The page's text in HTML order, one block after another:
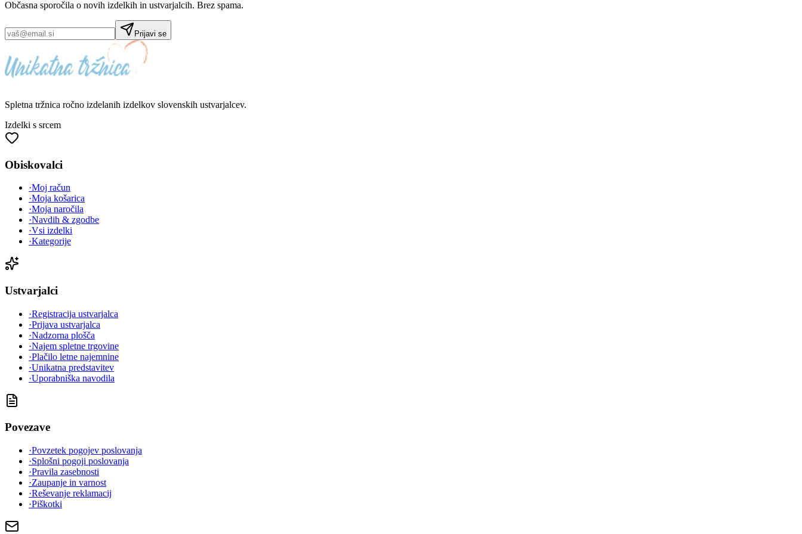
Občasna sporočila o novih izdelkih in ustvarjalcih. Brez spama.
Prijavi se
Spletna tržnica ročno izdelanih izdelkov slovenskih ustvarjalcev.
Izdelki s srcem
Obiskovalci
·Moj račun
·Moja košarica
·Moja naročila
·Navdih & zgodbe
·Vsi izdelki
·Kategorije
Ustvarjalci
·Registracija ustvarjalca
·Prijava ustvarjalca
·Nadzorna plošča
·Najem spletne trgovine
·Plačilo letne najemnine
·Unikatna predstavitev
·Uporabniška navodila
Povezave
·Povzetek pogojev poslovanja
·Splošni pogoji poslovanja
·Pravila zasebnosti
·Zaupanje in varnost
·Reševanje reklamacij
·Piškotki